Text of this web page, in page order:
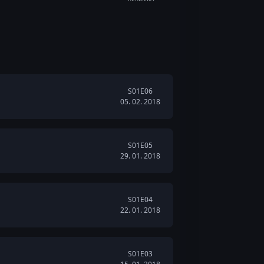
S01E06
05. 02. 2018
S01E05
29. 01. 2018
S01E04
22. 01. 2018
S01E03